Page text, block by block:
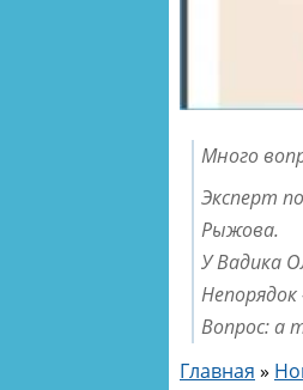
Много
Эксперт
Рыжова.
У Вадика
Вопрос: а
Главная »